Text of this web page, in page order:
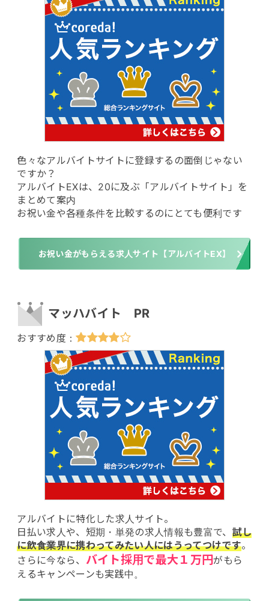
色々なアルバイトサイトに登録するの面倒じゃない
ですか？
アルバイトEXは、20に及ぶ「アルバイトサイト」を
まとめて案内
お祝い金や各種条件を比較するのにとても便利です
お祝い金がもらえる求人サイト【アルバイトEX】
マッハバイト PR
アルバイトに特化した求人サイト。
日払い求人や、短期・単発の求人情報も豊富で、 試し
に飲食業界に携わってみたい人にはうってつけです。
さらに今なら、 バイト採用で最大１万円がもら
えるキャンペーンも実践中。